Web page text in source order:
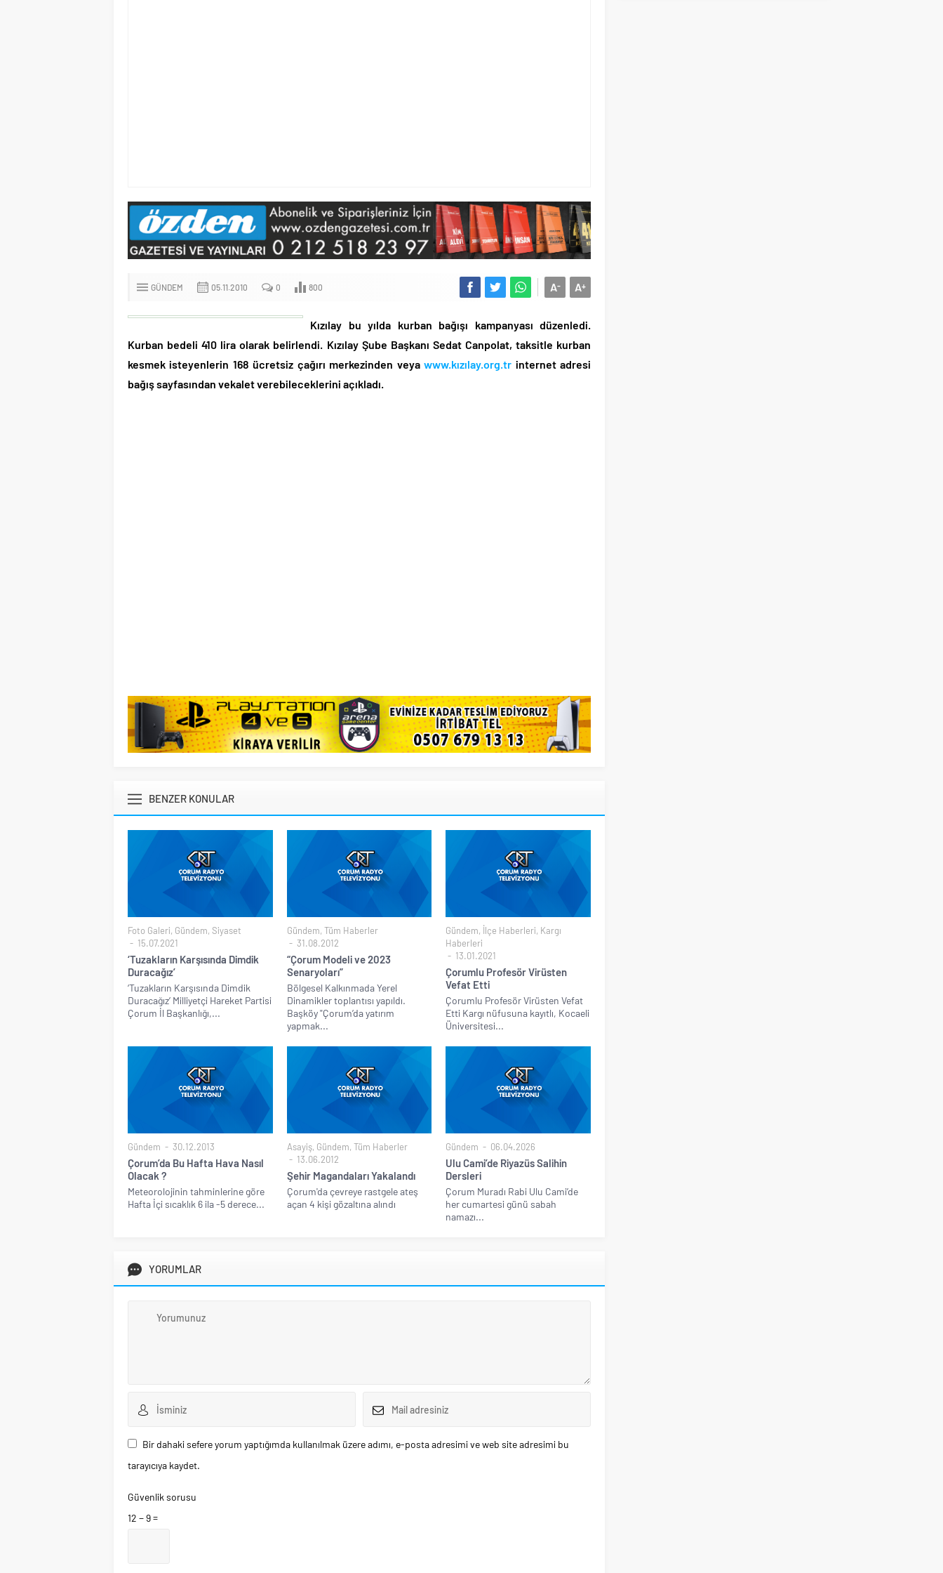
GÜNDEM 05.11.2010 0 800 A+
A-
Kızılay bu yılda kurban bağışı kampanyası düzenledi.
Kurban bedeli 410 lira olarak belirlendi. Kızılay Şube Başkanı Sedat Canpolat, taksitle kurban
kesmek isteyenlerin 168 ücretsiz çağırı merkezinden veyawww.kızılay.org.tr internet adresi
bağış sayfasından vekalet verebileceklerini açıkladı.
BENZER KONULAR
Foto Galeri, Gündem, Siyaset
15.07.2021
‘Tuzakların Karşısında Dimdik
Duracağız’
‘Tuzakların Karşısında Dimdik
Duracağız’ Milliyetçi Hareket Partisi
Çorum İl Başkanlığı,...
Gündem, Tüm Haberler
31.08.2012
“Çorum Modeli ve 2023
Senaryoları”
Bölgesel Kalkınmada Yerel
Dinamikler toplantısı yapıldı.
Başköy "Çorum’da yatırım
yapmak...
Gündem, İlçe Haberleri, Kargı
Haberleri
13.01.2021
Çorumlu Profesör Virüsten
Vefat Etti
Çorumlu Profesör Virüsten Vefat
Etti Kargı nüfusuna kayıtlı, Kocaeli
Üniversitesi...
Gündem 30.12.2013
Çorum’da Bu Hafta Hava Nasıl
Olacak ?
Meteorolojinin tahminlerine göre
Hafta İçi sıcaklık 6 ila -5 derece...
Asayiş, Gündem, Tüm Haberler
13.06.2012
Şehir Magandaları Yakalandı
Çorum'da çevreye rastgele ateş
açan 4 kişi gözaltına alındı
Gündem 06.04.2026
Ulu Cami’de Riyazüs Salihin
Dersleri
Çorum Muradı Rabi Ulu Cami’de
her cumartesi günü sabah
namazı...
YORUMLAR
Bir dahaki sefere yorum yaptığımda kullanılmak üzere adımı, e-posta adresimi ve web site adresimi bu
tarayıcıya kaydet.
Güvenlik sorusu
12 − 9 =